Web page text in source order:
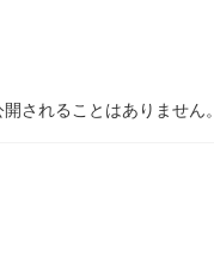
されることはありません。